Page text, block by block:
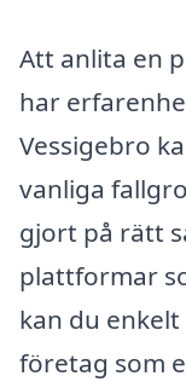
Att anlita en
har
Vessigebro
vanliga
gjort på rätt
plattformar
kan du
företag som